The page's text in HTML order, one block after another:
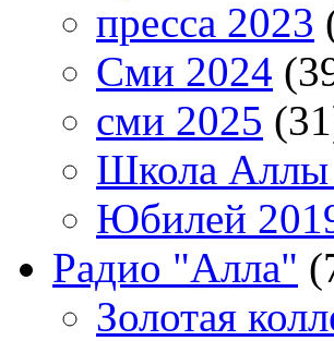
пресса 2023
Сми 2024
сми 2025
Школа Аллы
Юбилей
Радио "Алла"
Золотая